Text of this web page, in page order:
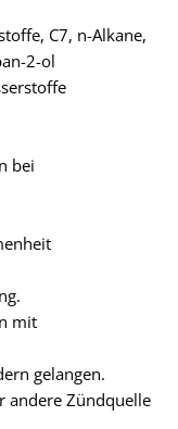
C7, n-Alkane,
2-ol
bei
mit
gelangen.
andere Zündquelle